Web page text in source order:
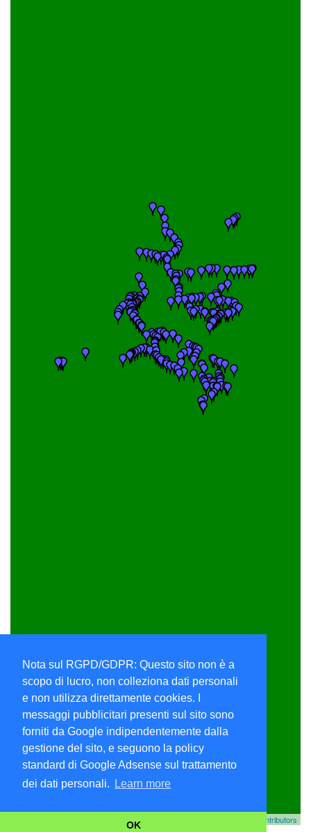
Nota sul RGPD/GDPR: Questo sito non è a
scopo di lucro, non colleziona dati personali
e non utilizza direttamente cookies. I
messaggi pubblicitari presenti sul sito sono
forniti da Google indipendentemente dalla
gestione del sito, e seguono la policy
standard di Google Adsense sul trattamento
dei dati personali.
Learn more
OK
Leaflet © OpenStreetMap contributors